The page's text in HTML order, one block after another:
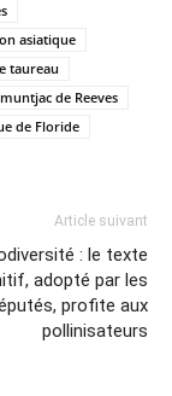
asiatique
taureau
muntjac de Reeves
de Floride
Article suivant
: le texte
adopté par les
profite aux
pollinisateurs